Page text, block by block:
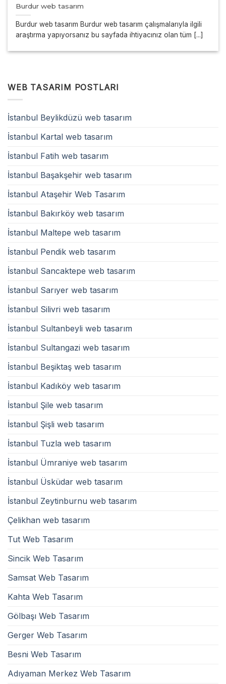
Burdur web tasarım
Burdur web tasarım Burdur web tasarım çalışmalarıyla ilgili
araştırma yapıyorsanız bu sayfada ihtiyacınız olan tüm [...]
WEB TASARIM POSTLARI
İstanbul Beylikdüzü web tasarım
İstanbul Kartal web tasarım
İstanbul Fatih web tasarım
İstanbul Başakşehir web tasarım
İstanbul Ataşehir Web Tasarım
İstanbul Bakırköy web tasarım
İstanbul Maltepe web tasarım
İstanbul Pendik web tasarım
İstanbul Sancaktepe web tasarım
İstanbul Sarıyer web tasarım
İstanbul Silivri web tasarım
İstanbul Sultanbeyli web tasarım
İstanbul Sultangazi web tasarım
İstanbul Beşiktaş web tasarım
İstanbul Kadıköy web tasarım
İstanbul Şile web tasarım
İstanbul Şişli web tasarım
İstanbul Tuzla web tasarım
İstanbul Ümraniye web tasarım
İstanbul Üsküdar web tasarım
İstanbul Zeytinburnu web tasarım
Çelikhan web tasarım
Tut Web Tasarım
Sincik Web Tasarım
Samsat Web Tasarım
Kahta Web Tasarım
Gölbaşı Web Tasarım
Gerger Web Tasarım
Besni Web Tasarım
Adıyaman Merkez Web Tasarım